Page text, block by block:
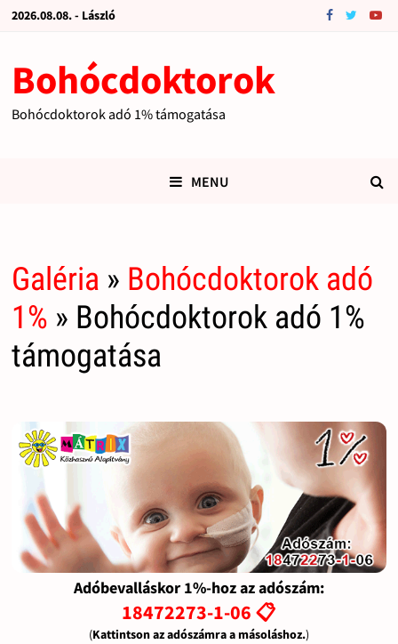
2026.08.08. - László
Bohócdoktorok
Bohócdoktorok adó 1% támogatása
MENU
Galéria » Bohócdoktorok adó
1% » Bohócdoktorok adó 1%
támogatása
Adóbevalláskor 1%-hoz az adószám:
18472273-1-06 📋
(Kattintson az adószámra a másoláshoz.)